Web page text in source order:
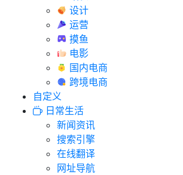
设计
运营
摸鱼
电影
国内电商
跨境电商
自定义
日常生活
新闻资讯
搜索引擎
在线翻译
网址导航